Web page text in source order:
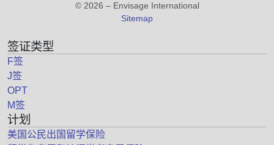
© 2026 – Envisage International
Sitemap
签证类型
F签
J签
OPT
M签
计划
美国公民出国留学保险